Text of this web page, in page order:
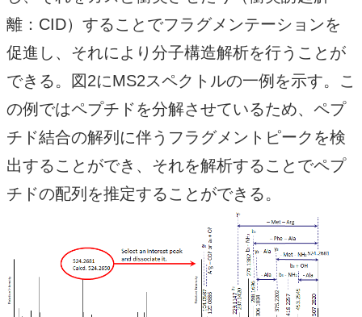
離：CID）することでフラグメンテーションを
促進し、それにより分子構造解析を行うことが
できる。図2にMS2スペクトルの一例を示す。こ
の例ではペプチドを分解させているため、ペプ
チド結合の解列に伴うフラグメントピークを検
出することができ、それを解析することでペプ
チドの配列を推定することができる。